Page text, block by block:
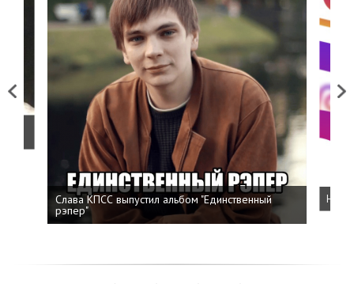
Previous
Слава КПСС выпустил альбом "Единственный
рэпер"
Next